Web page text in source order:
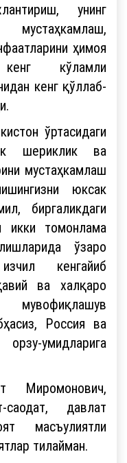
унинг
ҳимоя
кўламли
кенг қўллаб-
ўртасидаги
шериклик ва
мустаҳкамлаш
юксак
биргаликдаги
икки томонлама
ўзаро
кенгайиб
ва халқаро
Россия ва
умидларига
Миромонович,
давлат
масъулиятли
тилайман.